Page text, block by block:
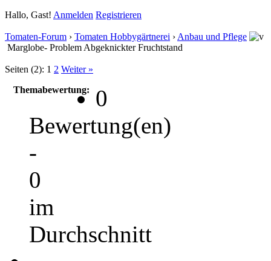
Hallo, Gast! Anmelden Registrieren
Tomaten-Forum › Tomaten Hobbygärtnerei › Anbau und Pflege
Marglobe- Problem Abgeknickter Fruchtstand
Seiten (2): 1 2 Weiter »
Themabewertung:
0
Bewertung(en)
-
0
im
Durchschnitt